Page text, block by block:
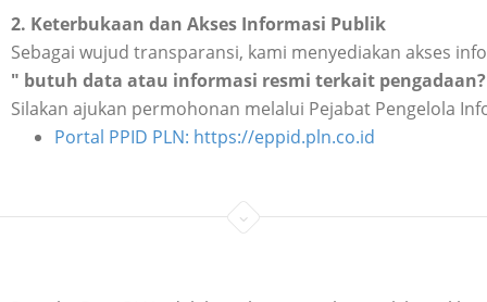
2. Keterbukaan dan Akses Informasi Publik
Sebagai wujud transparansi, kami menyediakan akses
" butuh data atau informasi resmi terkait
Silakan ajukan permohonan melalui Pejabat Pengelola
Portal PPID PLN: https://eppid.pln.co.id